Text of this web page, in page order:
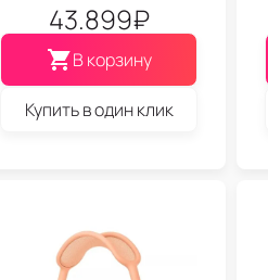
43.899₽
В корзину
Купить в один клик